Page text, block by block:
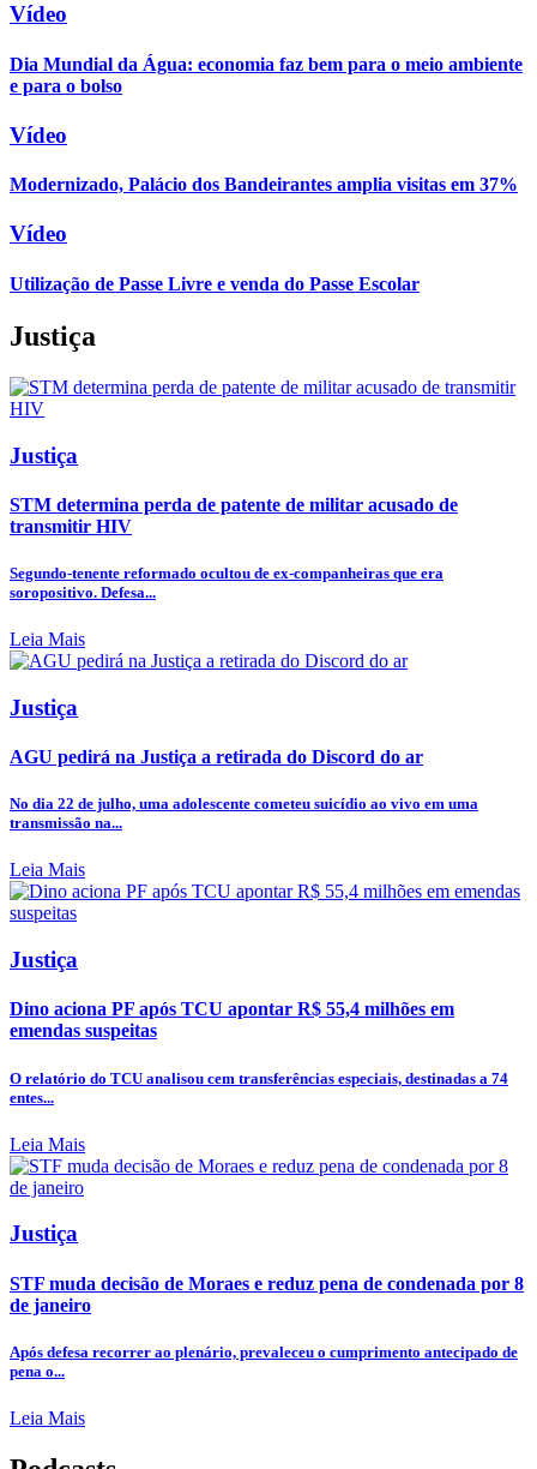
Vídeo
Dia Mundial da Água: economia faz bem para o meio ambiente
e para o bolso
Vídeo
Modernizado, Palácio dos Bandeirantes amplia visitas em 37%
Vídeo
Utilização de Passe Livre e venda do Passe Escolar
Justiça
Justiça
STM determina perda de patente de militar acusado de
transmitir HIV
Segundo-tenente reformado ocultou de ex-companheiras que era
soropositivo. Defesa...
Leia Mais
Justiça
AGU pedirá na Justiça a retirada do Discord do ar
No dia 22 de julho, uma adolescente cometeu suicídio ao vivo em uma
transmissão na...
Leia Mais
Justiça
Dino aciona PF após TCU apontar R$ 55,4 milhões em
emendas suspeitas
O relatório do TCU analisou cem transferências especiais, destinadas a 74
entes...
Leia Mais
Justiça
STF muda decisão de Moraes e reduz pena de condenada por 8
de janeiro
Após defesa recorrer ao plenário, prevaleceu o cumprimento antecipado de
pena o...
Leia Mais